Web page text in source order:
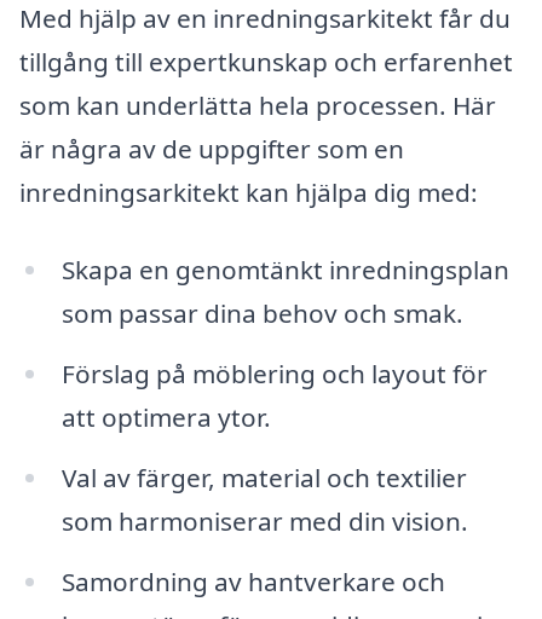
Med hjälp av en inredningsarkitekt får du
tillgång till expertkunskap och erfarenhet
som kan underlätta hela processen. Här
är några av de uppgifter som en
inredningsarkitekt kan hjälpa dig med:
Skapa en genomtänkt inredningsplan
som passar dina behov och smak.
Förslag på möblering och layout för
att optimera ytor.
Val av färger, material och textilier
som harmoniserar med din vision.
Samordning av hantverkare och